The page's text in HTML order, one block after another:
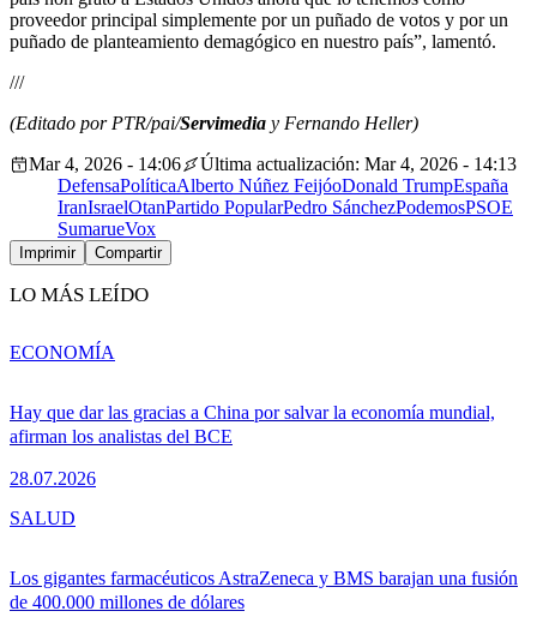
proveedor principal simplemente por un puñado de votos y por un
puñado de planteamiento demagógico en nuestro país”, lamentó.
///
(Editado por PTR/pai/Servimedia y Fernando Heller)
Mar 4, 2026 - 14:06
Última actualización: Mar 4, 2026 - 14:13
DefensaPolíticaAlberto Núñez FeijóoDonald TrumpEspaña
IranIsraelOtanPartido PopularPedro SánchezPodemosPSOE
SumarueVox
Imprimir Compartir
LO MÁS LEÍDO
Hay que dar las gracias a China por salvar la economía mundial,
afirman los analistas del BCE
28.07.2026
ECONOMÍA
Los gigantes farmacéuticos AstraZeneca y BMS barajan una fusión
de 400.000 millones de dólares
SALUD